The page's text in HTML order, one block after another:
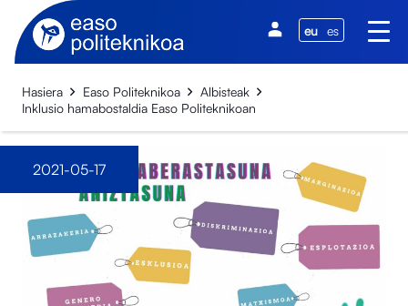
eu es
Hasiera Easo Politeknikoa
Albisteak
Inklusio hamabostaldia Easo Politeknikoan
2021-05-17